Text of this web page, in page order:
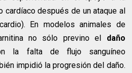
cardíaco después de un ataque al
En modelos animales de
no sólo previno el daño
la falta de flujo sanguíneo
impidió la progresión del daño.